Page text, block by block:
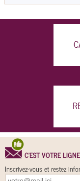
C'EST VOTRE
Inscrivez-vous et restez